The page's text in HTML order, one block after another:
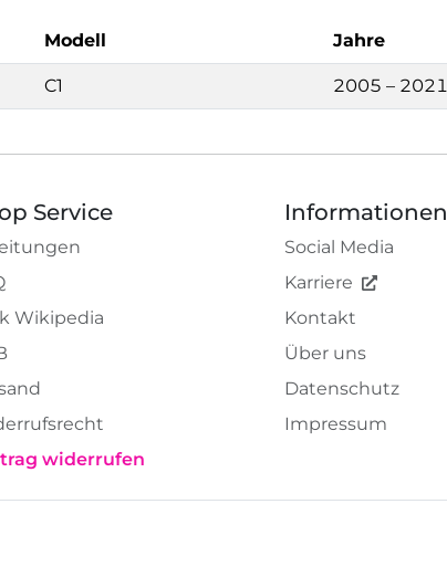
Modell Jahre
C1 2005 – 2021
Service
Wikipedia
widerrufen
Informationen
Social Media
Karriere
Kontakt
Über uns
Datenschutz
Impressum